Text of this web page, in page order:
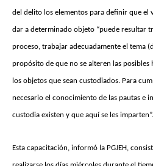
del delito los elementos para definir que el
dar a determinado objeto “puede resultar
proceso, trabajar adecuadamente el tema
propósito de que no se alteren las posibles
los objetos que sean custodiados. Para
necesario el conocimiento de las pautas e
custodia existen y que aquí se les imparten”.
Esta capacitación, informó la PGJEH,